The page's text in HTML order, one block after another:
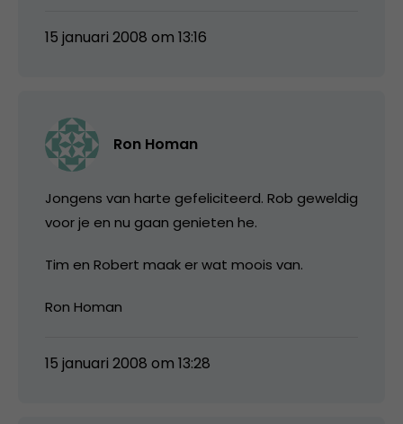
15 januari 2008 om 13:16
Ron Homan
Jongens van harte gefeliciteerd. Rob geweldig
voor je en nu gaan genieten he.
Tim en Robert maak er wat moois van.
Ron Homan
15 januari 2008 om 13:28